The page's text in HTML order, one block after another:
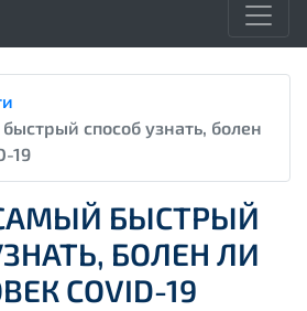
способ узнать, болен
19
БЫСТРЫЙ
БОЛЕН ЛИ
COVID-19